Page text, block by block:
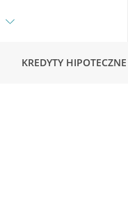
KREDYTY HIPOTECZNE